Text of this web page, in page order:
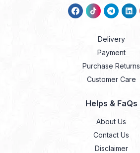
Delivery
Payment
Purchase Returns
Customer Care
Helps & FaQs
About Us
Contact Us
Disclaimer